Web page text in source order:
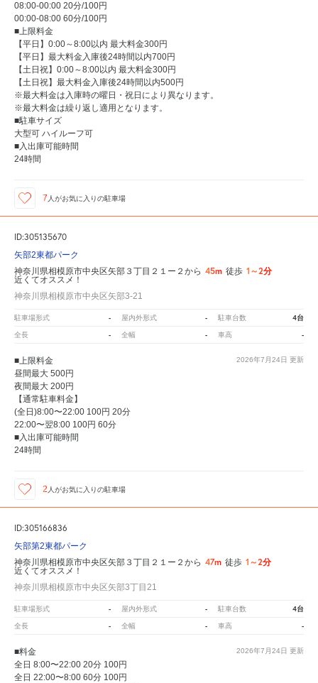
08:00-00:00 20分/100円
00:00-08:00 60分/100円
■上限料金
【平日】0:00～8:00以内 最大料金300円
【平日】最大料金入庫後24時間以内700円
【土日祝】0:00～8:00以内 最大料金300円
【土日祝】最大料金入庫後24時間以内500円
※最大料金は入庫時の曜日・祝日により異なります。
※最大料金は繰り返し適用となります。
■駐車サイズ
大型可 ハイルーフ可
■入出庫可能時間
24時間
7 人がお気に入りの駐車場
ID:305135670
矢部2東都パーク
神奈川県相模原市中央区矢部３丁目２１ー２から 45m 徒歩 1～2分
近くてオススメ！
神奈川県相模原市中央区矢部3-21
駐車場形式 - 屋内外形式 - 駐車台数 4台
全長 - 全幅 - 車高 -
2026年7月24日 更新
■上限料金
昼間最大 500円
夜間最大 200円
【通常駐車料金】
(全日)8:00〜22:00 100円 20分
22:00〜翌8:00 100円 60分
■入出庫可能時間
24時間
2 人がお気に入りの駐車場
ID:305166836
矢部第2東都パーク
神奈川県相模原市中央区矢部３丁目２１ー２から 47m 徒歩 1～2分
近くてオススメ！
神奈川県相模原市中央区矢部3丁目21
駐車場形式 - 屋内外形式 - 駐車台数 4台
全長 - 全幅 - 車高 -
2026年7月24日 更新
■料金
全日 8:00〜22:00 20分 100円
全日 22:00〜8:00 60分 100円